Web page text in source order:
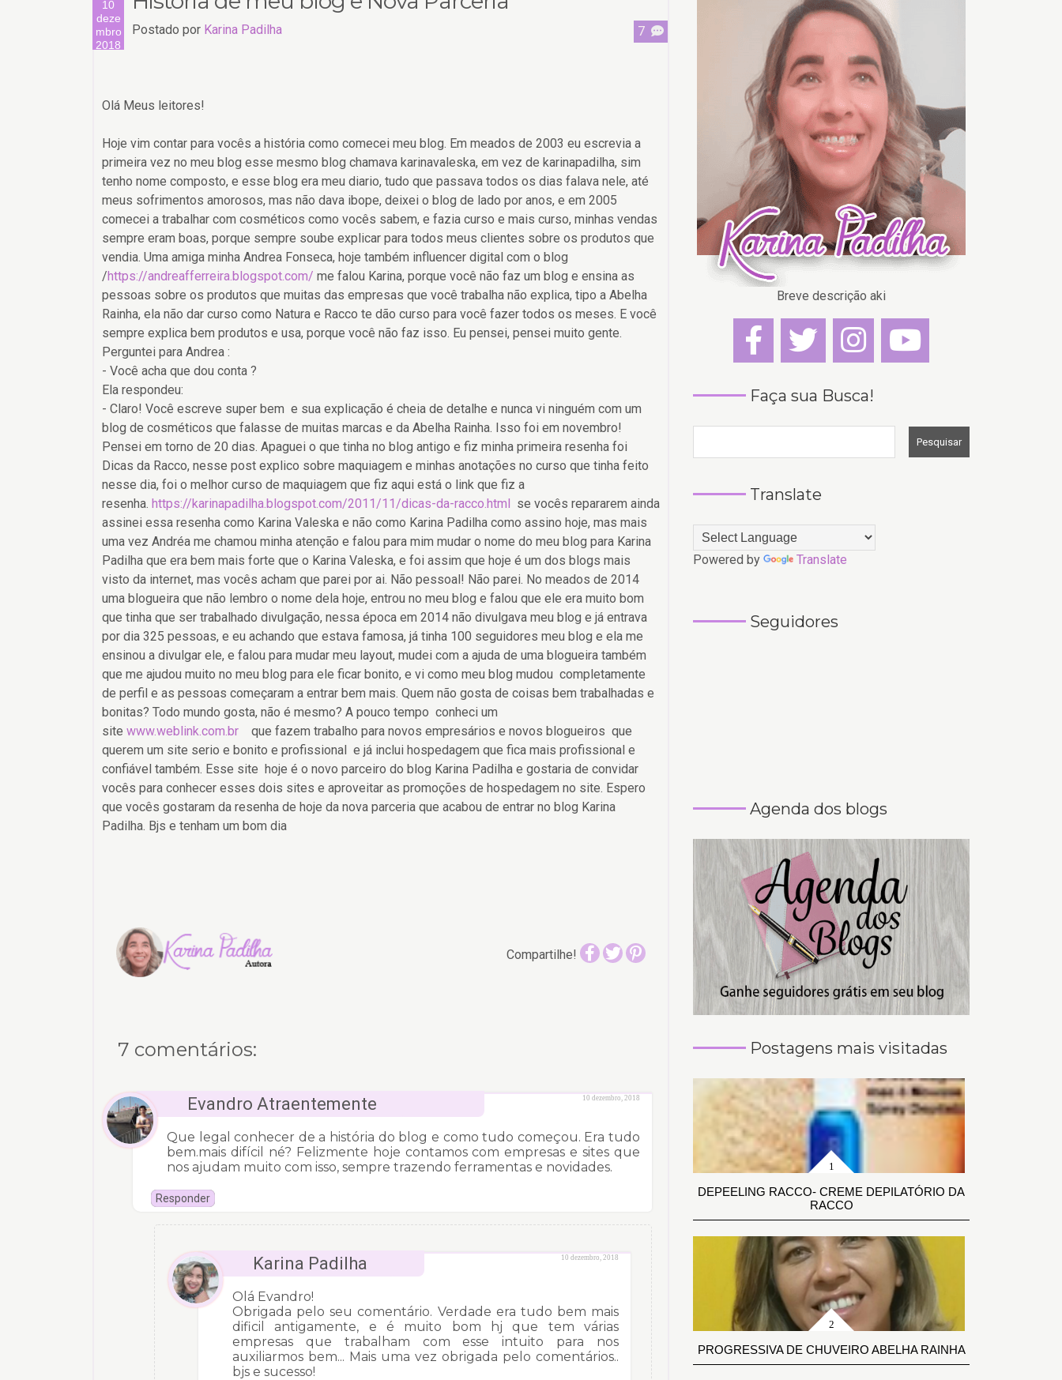
10
deze
mbro
2018
Postado por Karina Padilha 7
Olá Meus leitores!
Hoje vim contar para vocês a história como comecei meu blog. Em meados de 2003 eu escrevia a
primeira vez no meu blog esse mesmo blog chamava karinavaleska, em vez de karinapadilha, sim
tenho nome composto, e esse blog era meu diario, tudo que passava todos os dias falava nele, até
meus sofrimentos amorosos, mas não dava ibope, deixei o blog de lado por anos, e em 2005
comecei a trabalhar com cosméticos como vocês sabem, e fazia curso e mais curso, minhas vendas
sempre eram boas, porque sempre soube explicar para todos meus clientes sobre os produtos que
vendia. Uma amiga minha Andrea Fonseca, hoje também influencer digital com o blog
/https://andreafferreira.blogspot.com/ me falou Karina, porque você não faz um blog e ensina as
pessoas sobre os produtos que muitas das empresas que você trabalha não explica, tipo a Abelha
Rainha, ela não dar curso como Natura e Racco te dão curso para você fazer todos os meses. E você
sempre explica bem produtos e usa, porque você não faz isso. Eu pensei, pensei muito gente.
Perguntei para Andrea :
- Você acha que dou conta ?
Ela respondeu:
- Claro! Você escreve super bem e sua explicação é cheia de detalhe e nunca vi ninguém com um
blog de cosméticos que falasse de muitas marcas e da Abelha Rainha. Isso foi em novembro!
Pensei em torno de 20 dias. Apaguei o que tinha no blog antigo e fiz minha primeira resenha foi
Dicas da Racco, nesse post explico sobre maquiagem e minhas anotações no curso que tinha feito
nesse dia, foi o melhor curso de maquiagem que fiz aqui está o link que fiz a
resenha. https://karinapadilha.blogspot.com/2011/11/dicas-da-racco.html se vocês repararem ainda
assinei essa resenha como Karina Valeska e não como Karina Padilha como assino hoje, mas mais
uma vez Andréa me chamou minha atenção e falou para mim mudar o nome do meu blog para Karina
Padilha que era bem mais forte que o Karina Valeska, e foi assim que hoje é um dos blogs mais
visto da internet, mas vocês acham que parei por ai. Não pessoal! Não parei. No meados de 2014
uma blogueira que não lembro o nome dela hoje, entrou no meu blog e falou que ele era muito bom
que tinha que ser trabalhado divulgação, nessa época em 2014 não divulgava meu blog e já entrava
por dia 325 pessoas, e eu achando que estava famosa, já tinha 100 seguidores meu blog e ela me
ensinou a divulgar ele, e falou para mudar meu layout, mudei com a ajuda de uma blogueira também
que me ajudou muito no meu blog para ele ficar bonito, e vi como meu blog mudou completamente
de perfil e as pessoas começaram a entrar bem mais. Quem não gosta de coisas bem trabalhadas e
bonitas? Todo mundo gosta, não é mesmo? A pouco tempo conheci um
site www.weblink.com.br que fazem trabalho para novos empresários e novos blogueiros que
querem um site serio e bonito e profissional e já inclui hospedagem que fica mais profissional e
confiável também. Esse site hoje é o novo parceiro do blog Karina Padilha e gostaria de convidar
vocês para conhecer esses dois sites e aproveitar as promoções de hospedagem no site. Espero
que vocês gostaram da resenha de hoje da nova parceria que acabou de entrar no blog Karina
Padilha. Bjs e tenham um bom dia
Compartilhe!
7 comentários:
Evandro Atraentemente 10 dezembro, 2018
Que legal conhecer de a história do blog e como tudo começou. Era tudo
bem.mais difícil né? Felizmente hoje contamos com empresas e sites que
nos ajudam muito com isso, sempre trazendo ferramentas e novidades.
Responder
Karina Padilha 10 dezembro, 2018
Olá Evandro!
Obrigada pelo seu comentário. Verdade era tudo bem mais
dificil antigamente, e é muito bom hj que tem várias
empresas que trabalham com esse intuito para nos
auxiliarmos bem... Mais uma vez obrigada pelo comentários..
bjs e sucesso!
Breve descrição aki
Faça sua Busca!
Translate
Powered by Translate
Seguidores
Agenda dos blogs
Postagens mais visitadas
DEPEELING RACCO- CREME DEPILATÓRIO DA
RACCO
PROGRESSIVA DE CHUVEIRO ABELHA RAINHA